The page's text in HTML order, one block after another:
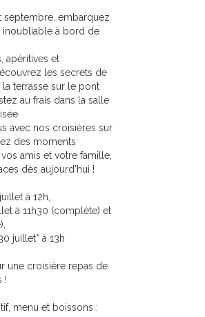
septembre, embarquez
inoubliable à bord de
apéritives et
les secrets de
la terrasse sur le pont
au frais dans la salle
avec nos croisières sur
des moments
amis et votre famille,
dès aujourd'hui !
à 12h,
à 11h30 (complète) et
juillet* à 13h
une croisière repas de
!
menu et boissons :